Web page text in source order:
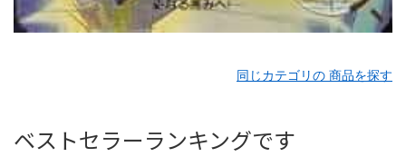
同じカテゴリの 商品を探す
ベストセラーランキングです